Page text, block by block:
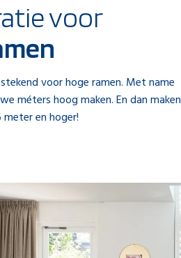
voor
voor hoge ramen. Met name
méters hoog maken. En dan maken
en hoger!